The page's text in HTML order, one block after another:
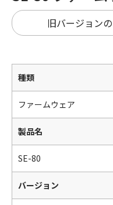
旧バージョン
種類
ファームウェア
製品名
SE-80
バージョン